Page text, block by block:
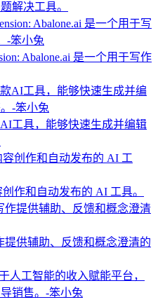
解决工具。
Abalone.ai 是一个用于写作
AI工具，能够快速生成并编辑
作和自动发布的 AI 工具。
提供辅助、反馈和概念澄清的